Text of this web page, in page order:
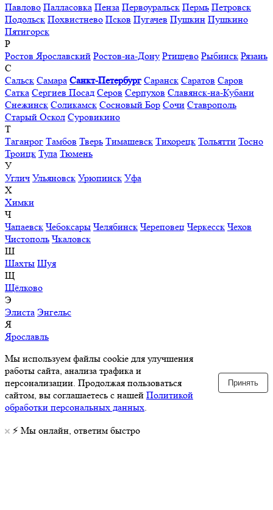
Павлово Палласовка Пенза Первоуральск Пермь Петровск
Подольск Похвистнево Псков Пугачев Пушкин Пушкино
Пятигорск
Р
Ростов Ярославский Ростов-на-Дону Ртищево Рыбинск Рязань
С
Сальск Самара Санкт-Петербург Саранск Саратов Саров
Сатка Сергиев Посад Серов Серпухов Славянск-на-Кубани
Снежинск Соликамск Сосновый Бор Сочи Ставрополь
Старый Оскол Суровикино
Т
Таганрог Тамбов Тверь Тимашевск Тихорецк Тольятти Тосно
Троицк Тула Тюмень
У
Углич Ульяновск Урюпинск Уфа
Х
Химки
Ч
Чапаевск Чебоксары Челябинск Череповец Черкесск Чехов
Чистополь Чкаловск
Ш
Шахты Шуя
Щ
Щёлково
Э
Элиста Энгельс
Я
Ярославль
Мы используем файлы cookie для улучшения
работы сайта, анализа трафика и
персонализации. Продолжая пользоваться
сайтом, вы соглашаетесь с нашей Политикой
обработки персональных данных.
Принять
⚡️ Мы онлайн, ответим быстро